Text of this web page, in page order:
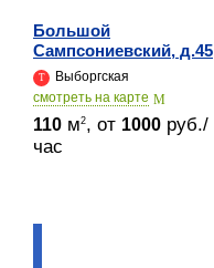
Большой
Сампсониевский, д.45
Выборгская
cмотреть на карте
110 м2, от 1000 руб./
час